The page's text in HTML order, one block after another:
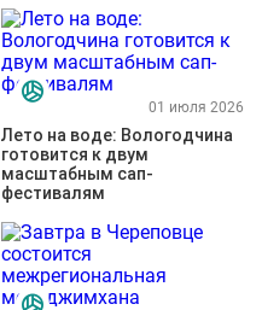
01 июля 2026
Лето на воде: Вологодчина
готовится к двум
масштабным сап-
фестивалям